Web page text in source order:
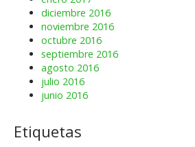
diciembre 2016
noviembre 2016
octubre 2016
septiembre 2016
agosto 2016
julio 2016
junio 2016
Etiquetas